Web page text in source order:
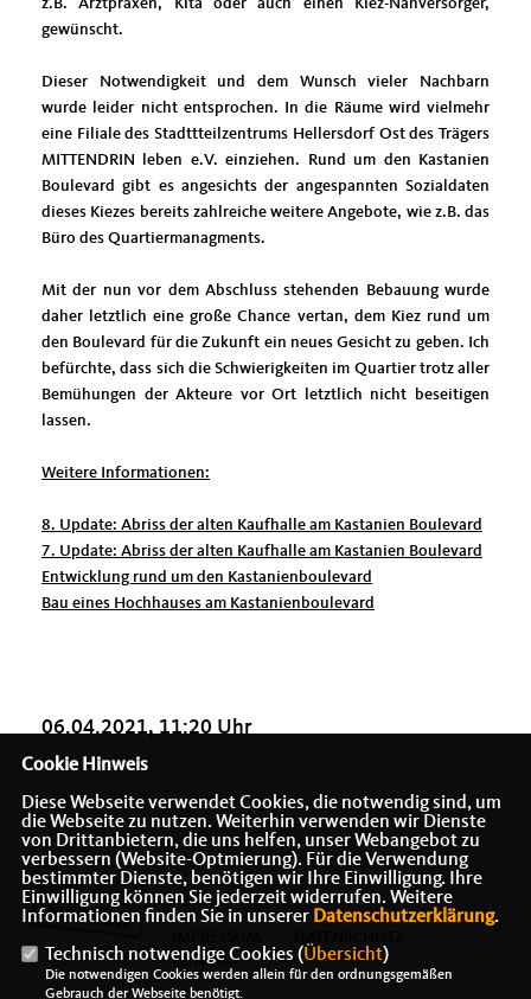
z.B. Arztpraxen, Kita oder auch einen Kiez-Nahversorger,
gewünscht.
Dieser Notwendigkeit und dem Wunsch vieler Nachbarn
wurde leider nicht entsprochen. In die Räume wird vielmehr
eine Filiale des Stadttteilzentrums Hellersdorf Ost des Trägers
MITTENDRIN leben e.V.einziehen. Rund um den Kastanien
Boulevard gibt es angesichts der angespannten Sozialdaten
dieses Kiezes bereits zahlreiche weitere Angebote, wie z.B. das
Büro des Quartiermanagments.
Mit der nun vor dem Abschluss stehenden Bebauung wurde
daher letztlich eine große Chance vertan, dem Kiez rund um
den Boulevard für die Zukunft ein neues Gesicht zu geben. Ich
befürchte, dass sich die Schwierigkeiten im Quartier trotz aller
Bemühungen der Akteure vor Ort letztlich nicht beseitigen
lassen.
Weitere Informationen:
8. Update: Abriss der alten Kaufhalle am Kastanien Boulevard
7. Update: Abriss der alten Kaufhalle am Kastanien Boulevard
Entwicklung rund um den Kastanienboulevard
Bau eines Hochhauses am Kastanienboulevard
06.04.2021, 11:20 Uhr
KONTAKT
Cookie Hinweis
Diese Webseite verwendet Cookies, die notwendig sind, um
die Webseite zu nutzen. Weiterhin verwenden wir Dienste
von Drittanbietern, die uns helfen, unser Webangebot zu
verbessern (Website-Optmierung). Für die Verwendung
bestimmter Dienste, benötigen wir Ihre Einwilligung. Ihre
Einwilligung können Sie jederzeit widerrufen. Weitere
Informationen finden Sie in unserer Datenschutzerklärung.
Technisch notwendige Cookies (Übersicht)
Die notwendigen Cookies werden allein für den ordnungsgemäßen
Gebrauch der Webseite benötigt.